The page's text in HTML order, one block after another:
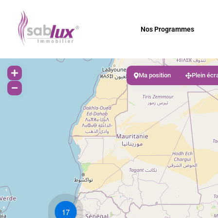
Nos Programmes
17
Ma position Plein